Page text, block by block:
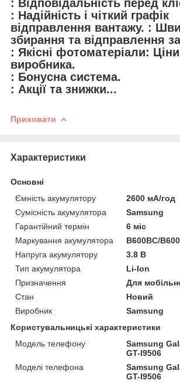
: Відповідальність перед
: Надійність і чіткий графік
відправлення вантажу. :
збирання та відправлення
: Якісні фотоматеріали:
виробника.
: Бонусна система.
: Акції та знижки...
Приховати
Характеристики
Основні
Ємність акумулятору
2600 мА/год
Сумісність акумулятора
Samsung
Гарантійний термін
6 міс
Маркування акумулятора
B600BC/
Напруга акумулятору
3.8 В
Тип акумулятора
Li-Ion
Призначення
Для
Стан
Новий
Виробник
Samsung
Користувальницькі характеристики
Модель телефону
Samsung
GT-I9506
Моделі телефона
Samsung
GT-I9506